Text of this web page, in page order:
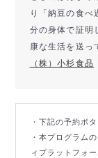
り「納豆の食べ
分の身体で証明
康な生活を送っ
（株）小杉食品
・下記の予約ボ
・本プログラム
ィプラットフォ